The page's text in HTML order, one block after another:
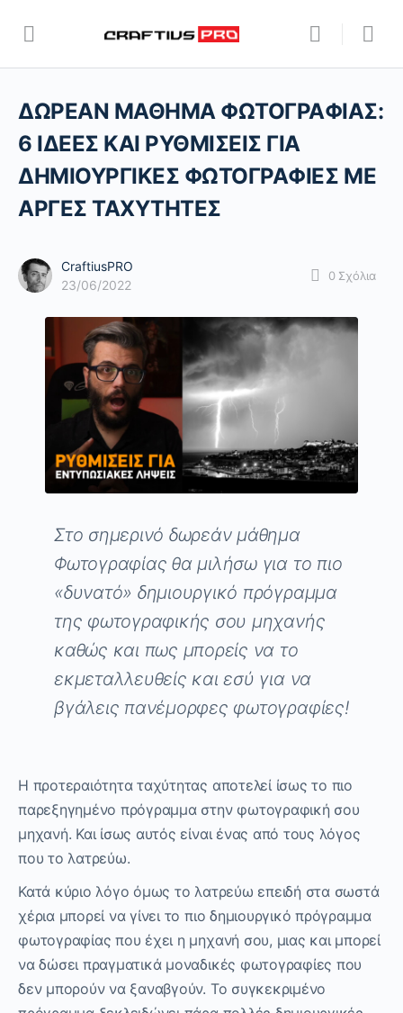
ΔΩΡΕΑΝ ΜΑΘΗΜΑ ΦΩΤΟΓΡΑΦΙΑΣ:
6 ΙΔΕΕΣ ΚΑΙ ΡΥΘΜΙΣΕΙΣ ΓΙΑ
ΔΗΜΙΟΥΡΓΙΚΕΣ ΦΩΤΟΓΡΑΦΙΕΣ ΜΕ
ΑΡΓΕΣ ΤΑΧΥΤΗΤΕΣ
CraftiusPRO
23/06/2022
0 Σχόλια
Στο σημερινό δωρεάν μάθημα
Φωτογραφίας θα μιλήσω για το πιο
«δυνατό» δημιουργικό πρόγραμμα
της φωτογραφικής σου μηχανής
καθώς και πως μπορείς να το
εκμεταλλευθείς και εσύ για να
βγάλεις πανέμορφες φωτογραφίες!
Η προτεραιότητα ταχύτητας αποτελεί ίσως το πιο
παρεξηγημένο πρόγραμμα στην φωτογραφική σου
μηχανή. Και ίσως αυτός είναι ένας από τους λόγος
που το λατρεύω.
Κατά κύριο λόγο όμως το λατρεύω επειδή στα σωστά
χέρια μπορεί να γίνει το πιο δημιουργικό πρόγραμμα
φωτογραφίας που έχει η μηχανή σου, μιας και μπορεί
να δώσει πραγματικά μοναδικές φωτογραφίες που
δεν μπορούν να ξαναβγούν. Το συγκεκριμένο